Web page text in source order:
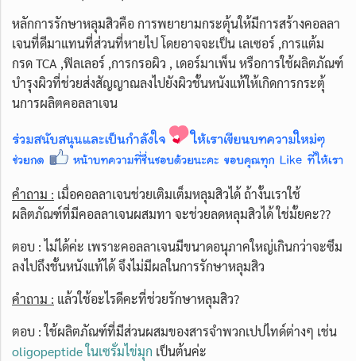
หลักการรักษาหลุมสิวคือ การพยายามกระตุ้นให้มีการสร้างคอลลา
เจนที่ดีมาแทนที่ส่วนที่หายไป โดยอาจจะเป็น เลเซอร์ ,การแต้ม
กรด TCA ,ฟิลเลอร์ ,การกรอผิว , เดอร์มาเพ็น หรือการใช้ผลิตภัณฑ์
บำรุงผิวที่ช่วยส่งสัญญาณลงไปยังผิวชั้นหนังแท้ให้เกิดการกระตุ้
นการผลิตคอลลาเจน
คำถาม : เมื่อคอลลาเจนช่วยเติมเต็มหลุมสิวได้ ถ้างั้นเราใช้
ผลิตภัณฑ์ที่มีคอลลาเจนผสมทา จะช่วยลดหลุมสิวได้ ใช่มั้ยคะ??
ตอบ : ไม่ได้ค่ะ เพราะคอลลาเจนมีขนาดอนุภาคใหญ่เกินกว่าจะซึม
ลงไปถึงชั้นหนังแท้ได้ จึงไม่มีผลในการรักษาหลุมสิว
คำถาม : แล้วใช้อะไรดีคะที่ช่วยรักษาหลุมสิว?
ตอบ : ใช้ผลิตภัณฑ์ที่มีส่วนผสมของสารจำพวกเปปไทด์ต่างๆ เช่น
oligopeptide ในเซรั่มไข่มุก เป็นต้นค่ะ